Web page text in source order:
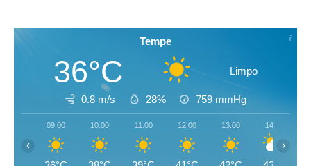
Tempe
36°C Limpo
0.8 m/s 28% 759 mmHg
09:00 10:00 11:00 12:00 13:00 14:00
‹ ›